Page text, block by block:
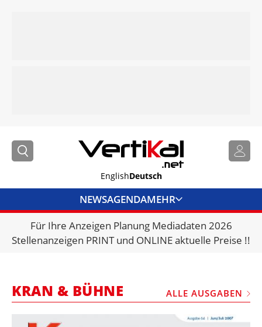
EnglishDeutsch
NEWSAGENDAMEHR
BRANCHENLINKS
VERMIETER
MARKTPLATZ
Für Ihre Anzeigen Planung Mediadaten 2026
Stellenanzeigen PRINT und ONLINE aktuelle Preise !!
KRAN & BÜHNE ALLE AUSGABEN